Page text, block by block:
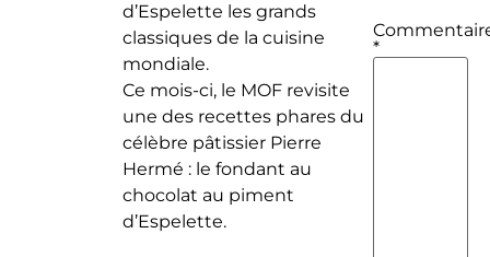
d’Espelette les grands
classiques de la cuisine
mondiale.
Ce mois-ci, le MOF revisite
une des recettes phares du
célèbre pâtissier Pierre
Hermé : le fondant au
chocolat au piment
d’Espelette.
*